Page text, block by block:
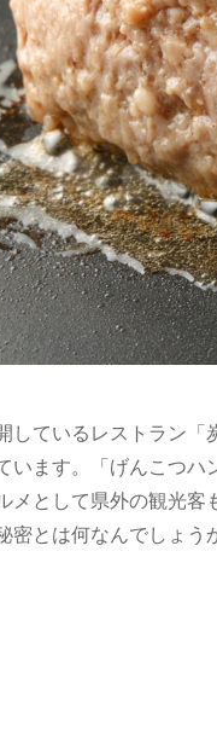
しているレストラン「
います。「げんこつ
メとして県外の観光
密とは何なんでしょう